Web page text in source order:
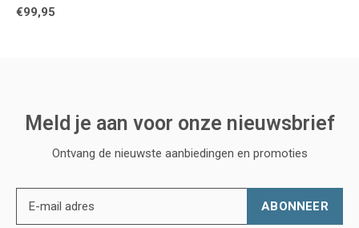
€99,95
Meld je aan voor onze nieuwsbrief
Ontvang de nieuwste aanbiedingen en promoties
ABONNEER